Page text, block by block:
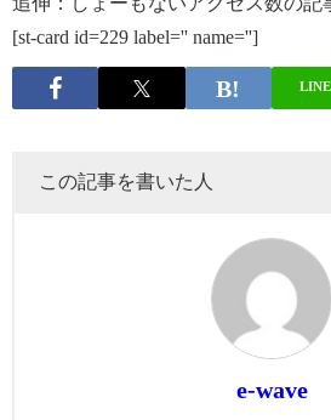
[st-card id=229 label='' name='']
LINE
この記事を書いた人
e-wave